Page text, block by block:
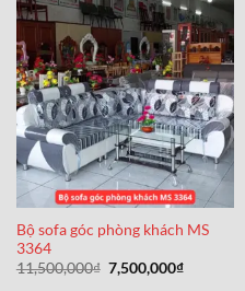
Bộ sofa góc phòng khách MS
3364
11,500,000₫ Giá
gốc
7,500,000₫Giá